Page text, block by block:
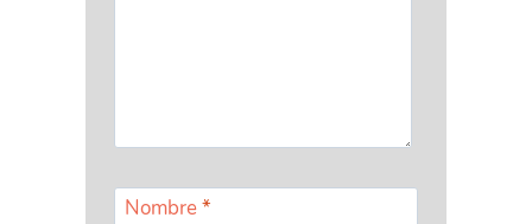
Nombre*